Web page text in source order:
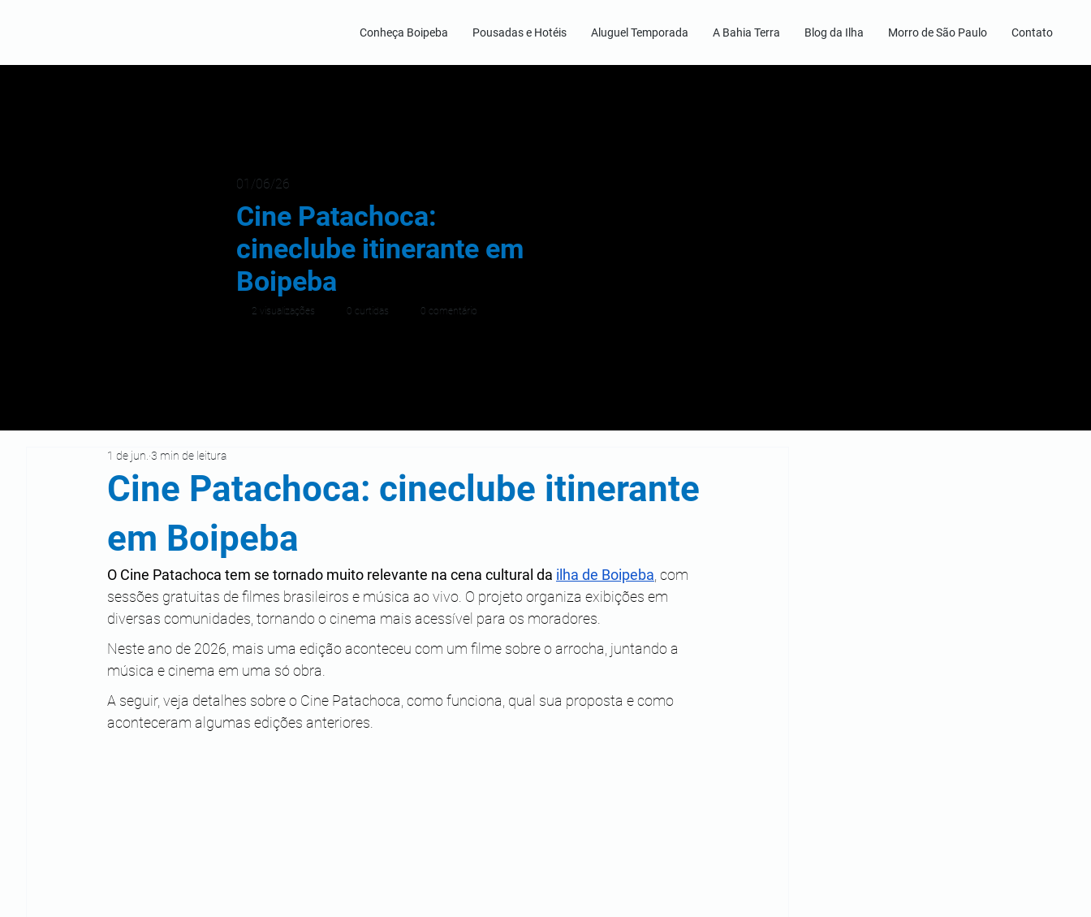
Conheça Boipeba Pousadas e Hotéis Aluguel Temporada A Bahia Terra Blog da Ilha Morro de São Paulo Contato
2 visualizações 0 curtidas 0 comentário
Cine Patachoca:
cineclube itinerante em
Boipeba
01/06/26
Cine Patachoca: cineclube itinerante
em Boipeba
1 de jun. 3 min de leitura
O Cine Patachoca tem se tornado muito relevante na cena cultural da ilha de Boipeba , com
sessões gratuitas de filmes brasileiros e música ao vivo. O projeto organiza exibições em
diversas comunidades, tornando o cinema mais acessível para os moradores.
Neste ano de 2026, mais uma edição aconteceu com um filme sobre o arrocha, juntando a
música e cinema em uma só obra.
A seguir, veja detalhes sobre o Cine Patachoca, como funciona, qual sua proposta e como
aconteceram algumas edições anteriores.